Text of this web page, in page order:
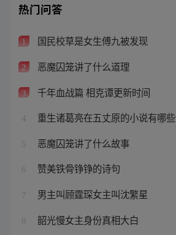
热门问答
1 国民校草是女生傅九被发现
2 恶魔囚笼讲了什么道理
3 千年血战篇 相克谭更新时间
4 重生诸葛亮在五丈原的小说有哪些
5 恶魔囚笼讲了什么故事
6 赞美铁骨铮铮的诗句
7 男主叫顾霆琛女主叫沈繁星
8 韶光慢女主身份真相大白